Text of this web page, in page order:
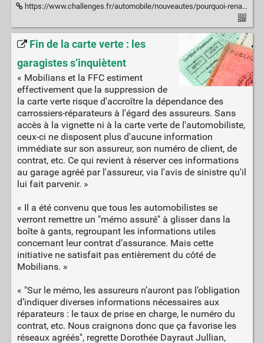
https://www.challenges.fr/automobile/nouveautes/pourquoi-renault-s-obstine-et-relance-son-scenic-en-perte-de-vitesse_865722
Fin de la carte verte : les
garagistes s’inquiètent
« Mobilians et la FFC estiment
effectivement que la suppression de
la carte verte risque d'accroître la dépendance des
carrossiers-réparateurs à l'égard des assureurs. Sans
accès à la vignette ni à la carte verte de l'automobiliste,
ceux-ci ne disposent plus d'aucune information
immédiate sur son assureur, son numéro de client, de
contrat, etc. Ce qui revient à réserver ces informations
au garage agréé par l'assureur, via l'avis de sinistre qu'il
lui fait parvenir. »
« Il a été convenu que tous les automobilistes se
verront remettre un "mémo assuré" à glisser dans la
boîte à gants, regroupant les informations utiles
concernant leur contrat d’assurance. Mais cette
initiative ne satisfait pas entièrement du côté de
Mobilians. »
« "Sur le mémo, les assureurs n’auront pas l’obligation
d’indiquer diverses informations nécessaires aux
réparateurs : le taux de prise en charge, le numéro du
contrat, etc. Nous craignons donc que ça favorise les
réseaux agréés", regrette Dorothée Dayraut Jullian,